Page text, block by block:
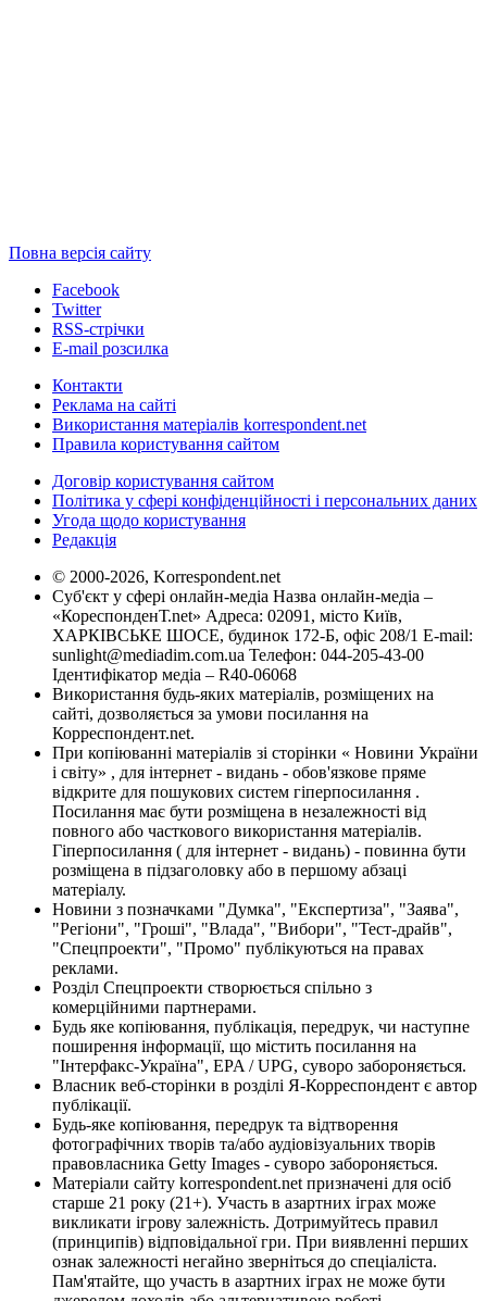
Повна версія сайту
Facebook
Twitter
RSS-стрічки
E-mail розсилка
Контакти
Реклама на сайті
Використання матеріалів korrespondent.net
Правила користування сайтом
Договір користування сайтом
Політика у сфері конфіденційності і персональних даних
Угода щодо користування
Редакція
© 2000-2026, Korrespondent.net
Суб'єкт у сфері онлайн-медіа Назва онлайн-медіа –
«КореспонденТ.net» Адреса: 02091, місто Київ,
ХАРКІВСЬКЕ ШОСЕ, будинок 172-Б, офіс 208/1 E-mail:
sunlight@mediadim.com.ua Телефон: 044-205-43-00
Ідентифікатор медіа – R40-06068
Використання будь-яких матеріалів, розміщених на
сайті, дозволяється за умови посилання на
Корреспондент.net.
При копіюванні матеріалів зі сторінки « Новини України
і світу» , для інтернет - видань - обов'язкове пряме
відкрите для пошукових систем гіперпосилання .
Посилання має бути розміщена в незалежності від
повного або часткового використання матеріалів.
Гіперпосилання ( для інтернет - видань) - повинна бути
розміщена в підзаголовку або в першому абзаці
матеріалу.
Новини з позначками "Думка", "Експертиза", "Заява",
"Регіони", "Гроші", "Влада", "Вибори", "Тест-драйв",
"Спецпроекти", "Промо" публікуються на правах
реклами.
Розділ Спецпроекти створюється спільно з
комерційними партнерами.
Будь яке копіювання, публікація, передрук, чи наступне
поширення інформації, що містить посилання на
"Інтерфакс-Україна", EPA / UPG, суворо забороняється.
Власник веб-сторінки в розділі Я-Корреспондент є автор
публікації.
Будь-яке копіювання, передрук та відтворення
фотографічних творів та/або аудіовізуальних творів
правовласника Getty Images - суворо забороняється.
Матеріали сайту korrespondent.net призначені для осіб
старше 21 року (21+). Участь в азартних іграх може
викликати ігрову залежність. Дотримуйтесь правил
(принципів) відповідальної гри. При виявленні перших
ознак залежності негайно зверніться до спеціаліста.
Пам'ятайте, що участь в азартних іграх не може бути